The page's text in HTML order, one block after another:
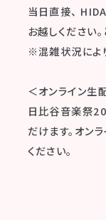
当日直接、
お越しください
※混雑状況によ
＜オンライン生
日比谷音楽祭
だけます。オン
ください。